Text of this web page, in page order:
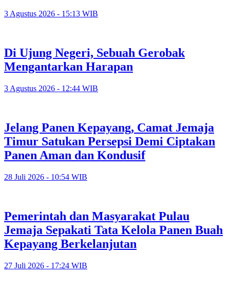
3 Agustus 2026 - 15:13 WIB
Di Ujung Negeri, Sebuah Gerobak
Mengantarkan Harapan
3 Agustus 2026 - 12:44 WIB
Jelang Panen Kepayang, Camat Jemaja
Timur Satukan Persepsi Demi Ciptakan
Panen Aman dan Kondusif
28 Juli 2026 - 10:54 WIB
Pemerintah dan Masyarakat Pulau
Jemaja Sepakati Tata Kelola Panen Buah
Kepayang Berkelanjutan
27 Juli 2026 - 17:24 WIB